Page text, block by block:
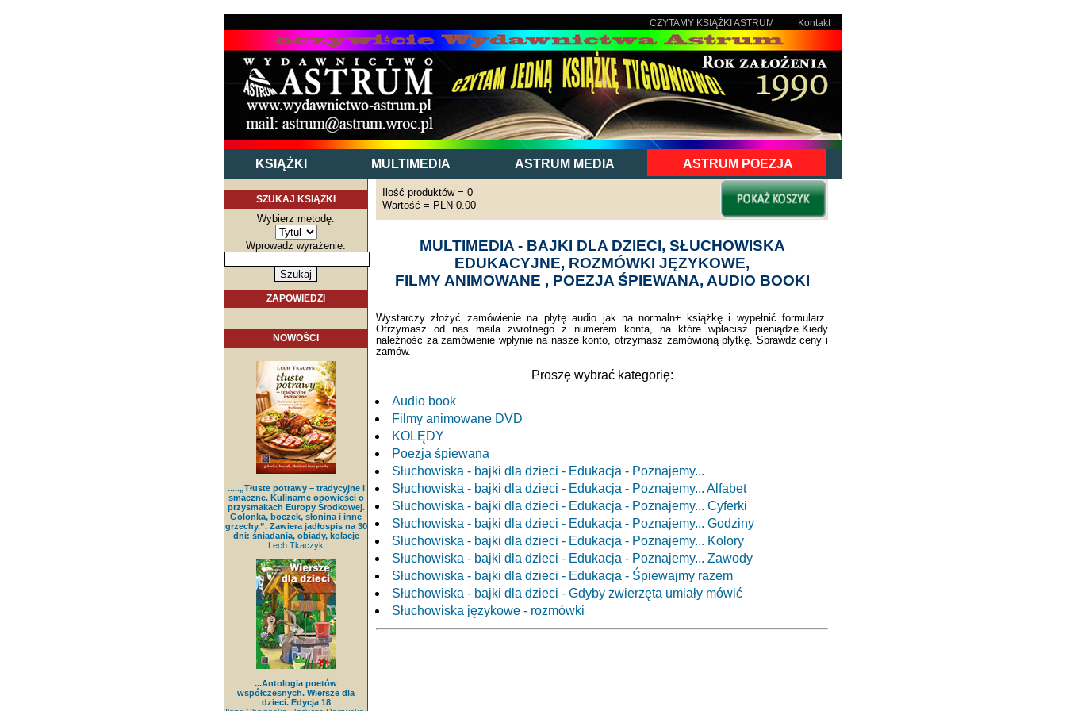
Kontakt
CZYTAMY KSIĄŻKI ASTRUM
KSIĄŻKI MULTIMEDIA ASTRUM MEDIA ASTRUM POEZJA
SZUKAJ KSIĄŻKI
Wybierz metodę:
Wprowadz wyrażenie:
ZAPOWIEDZI
NOWOŚCI
.....„Tłuste potrawy – tradycyjne i
smaczne. Kulinarne opowieści o
przysmakach Europy Środkowej.
Golonka, boczek, słonina i inne
grzechy.”. Zawiera jadłospis na 30
dni: śniadania, obiady, kolacje
Lech Tkaczyk
...Antologia poetów
współczesnych. Wiersze dla
dzieci. Edycja 18
Ilość produktów = 0
Wartość = PLN 0.00
MULTIMEDIA - BAJKI DLA DZIECI, SŁUCHOWISKA
EDUKACYJNE, ROZMÓWKI JĘZYKOWE,
FILMY ANIMOWANE , POEZJA ŚPIEWANA, AUDIO BOOKI
Wystarczy złożyć zamówienie na płytę audio jak na normaln± książkę i wypełnić formularz.
Otrzymasz od nas maila zwrotnego z numerem konta, na które wpłacisz pieniądze.Kiedy
należność za zamówienie wpłynie na nasze konto, otrzymasz zamówioną płytkę. Sprawdz ceny i
zamów.
Proszę wybrać kategorię:
Audio book
Filmy animowane DVD
KOLĘDY
Poezja śpiewana
Słuchowiska - bajki dla dzieci - Edukacja - Poznajemy...
Słuchowiska - bajki dla dzieci - Edukacja - Poznajemy... Alfabet
Słuchowiska - bajki dla dzieci - Edukacja - Poznajemy... Cyferki
Słuchowiska - bajki dla dzieci - Edukacja - Poznajemy... Godziny
Słuchowiska - bajki dla dzieci - Edukacja - Poznajemy... Kolory
Słuchowiska - bajki dla dzieci - Edukacja - Poznajemy... Zawody
Słuchowiska - bajki dla dzieci - Edukacja - Śpiewajmy razem
Słuchowiska - bajki dla dzieci - Gdyby zwierzęta umiały mówić
Słuchowiska językowe - rozmówki